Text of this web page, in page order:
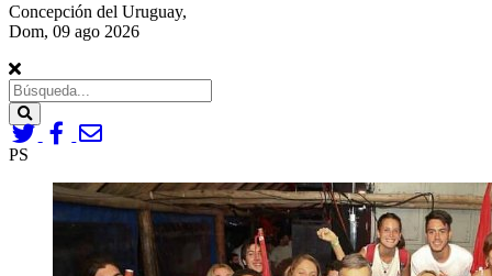
Concepción del Uruguay,
Dom, 09 ago 2026
Search
PS